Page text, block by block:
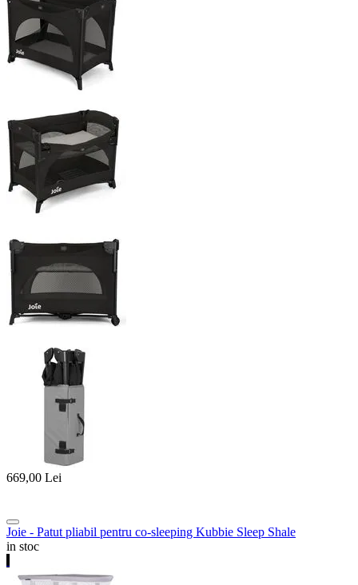
669,00 Lei
Joie - Patut pliabil pentru co-sleeping Kubbie Sleep Shale
in stoc